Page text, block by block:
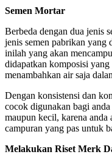
Semen Mortar
Berbeda dengan dua jenis
jenis semen pabrikan yang
inilah yang akan
didapatkan komposisi
menambahkan air saja
Dengan konsistensi dan
cocok digunakan bagi
maupun kecil, karena anda
campuran yang pas untuk
Melakukan Riset Merk